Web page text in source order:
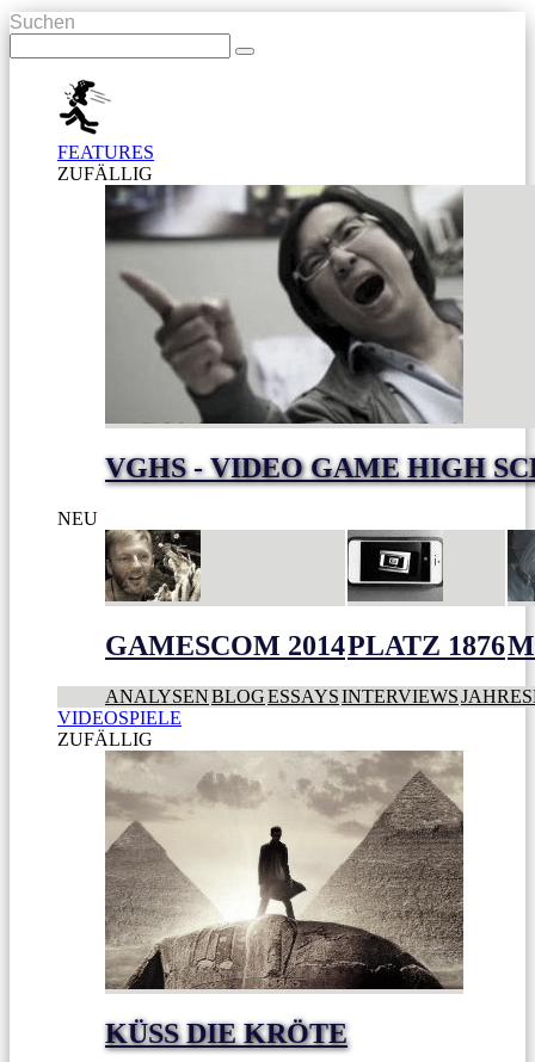
Suchen
FEATURES
ZUFÄLLIG
VGHS - VIDEO GAME HIGH
NEU
GAMESCOM 2014PLATZ 1876
ANALYSENBLOGESSAYSINTERVIEWS
VIDEOSPIELE
ZUFÄLLIG
KÜSS DIE KRÖTE